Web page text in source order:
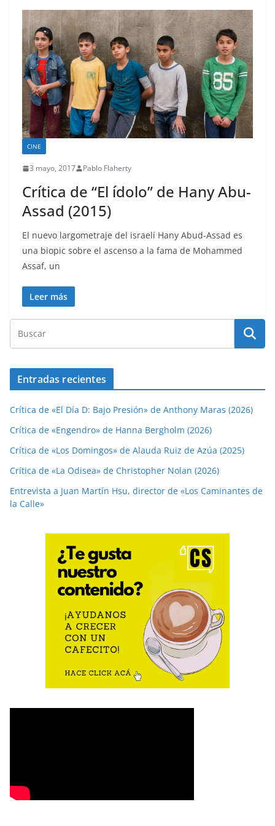
CINE
3 mayo, 2017 Pablo Flaherty
Crítica de “El ídolo” de Hany Abu-
Assad (2015)
El nuevo largometraje del israelí Hany Abud-Assad es
una biopic sobre el ascenso a la fama de Mohammed
Assaf, un
Leer más
Entradas recientes
Crítica de «El Día D: Bajo Presión» de Anthony Maras (2026)
Crítica de «Engendro» de Hanna Bergholm (2026)
Crítica de «Los Domingos» de Alauda Ruiz de Azúa (2025)
Crítica de «La Odisea» de Christopher Nolan (2026)
Entrevista a Juan Martín Hsu, director de «Los Caminantes de
la Calle»